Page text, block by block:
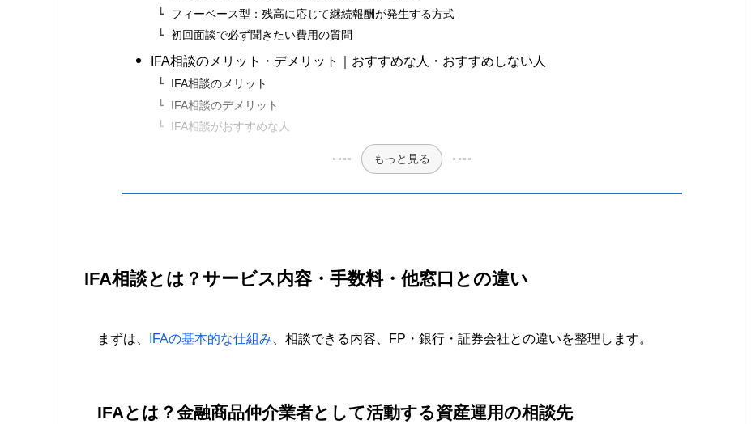
フィーベース型：残高に応じて継続報酬が発生する方式
初回面談で必ず聞きたい費用の質問
IFA相談のメリット・デメリット｜おすすめな人・おすすめしない人
IFA相談のメリット
IFA相談のデメリット
IFA相談がおすすめな人
もっと見る
IFA相談とは？サービス内容・手数料・他窓口との違い
まずは、 IFAの基本的な仕組み 、相談できる内容、FP・銀行・証券会社との違いを整理します。
IFAとは？金融商品仲介業者として活動する資産運用の相談先